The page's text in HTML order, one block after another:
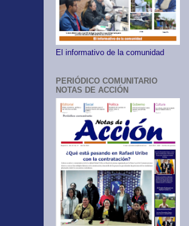
El informativo de la comunidad
PERIÓDICO COMUNITARIO
NOTAS DE ACCIÓN